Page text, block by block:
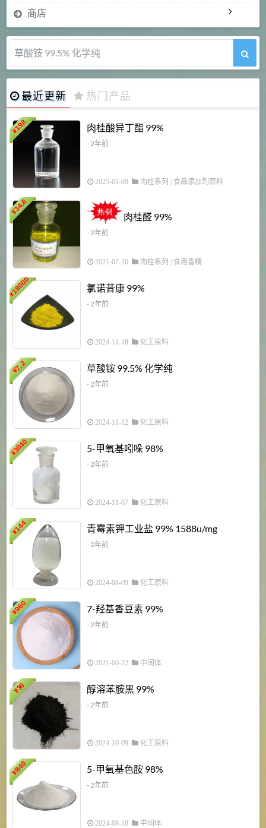
商店
草酸铵 99.5% 化学纯
最近更新 热门产品
¥
198 肉桂酸异丁酯 99%
- 2年前
2025-01-09 肉桂系列 食品添加剂原料
¥
34.8
肉桂醛 99%
- 2年前
2021-07-20 肉桂系列 食用香精
¥
18000 氯诺昔康 99%
- 2年前
2024-11-18 化工原料
¥
7.2 草酸铵 99.5% 化学纯
- 2年前
2024-11-12 化工原料
¥
3840 5-甲氧基吲哚 98%
- 2年前
2024-11-07 化工原料
¥
144 青霉素钾工业盐 99% 1588u/mg
- 2年前
2024-08-09 化工原料
¥
960 7-羟基香豆素 99%
- 2年前
2021-06-22 中间体
¥
36 醇溶苯胺黑 99%
- 2年前
2024-10-09 化工原料
¥
840 5-甲氧基色胺 98%
- 2年前
2024-09-18 中间体